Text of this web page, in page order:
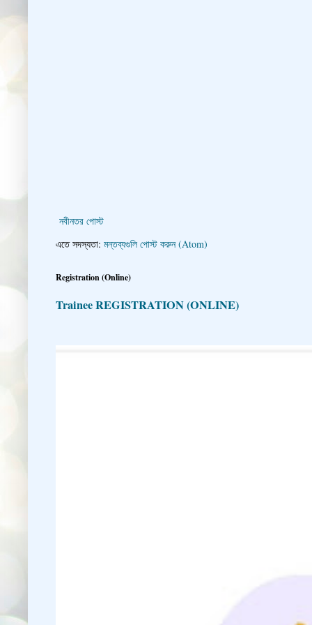
নবীনতর পোস্ট
এতে সদস্যতা: মন্তব্যগুলি পোস্ট করুন (Atom)
Registration (Online)
Trainee REGISTRATION (ONLINE)